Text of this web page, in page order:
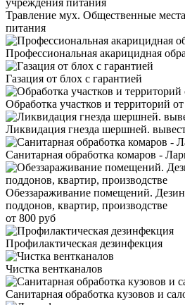
Травление мух. Общественные
питания
Профессиональная акарицидная
Газация от блох с гарантией
Обработка участков и территорий
Ликвидация гнезда шершней.
Санитарная обработка комаров -
Обеззараживание помещений.
поддонов, квартир, производстве
от 800 руб
Профилактическая дезинфекция
Чистка вентканалов
Санитарная обработка кузовов и